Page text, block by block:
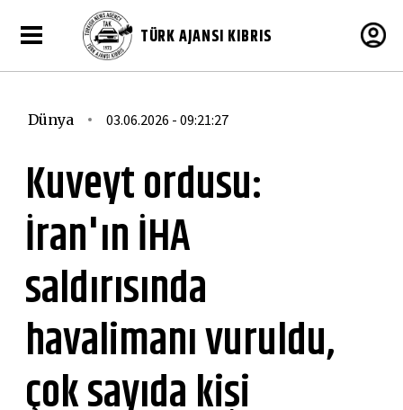
TÜRK AJANSI KIBRIS
Dünya 03.06.2026 - 09:21:27
Kuveyt ordusu:
İran'ın İHA
saldırısında
havalimanı vuruldu,
çok sayıda kişi